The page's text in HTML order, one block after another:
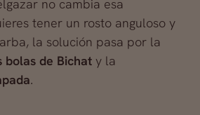
no cambia esa
tener un rosto anguloso y
la solución pasa por la
de Bichat y la
.